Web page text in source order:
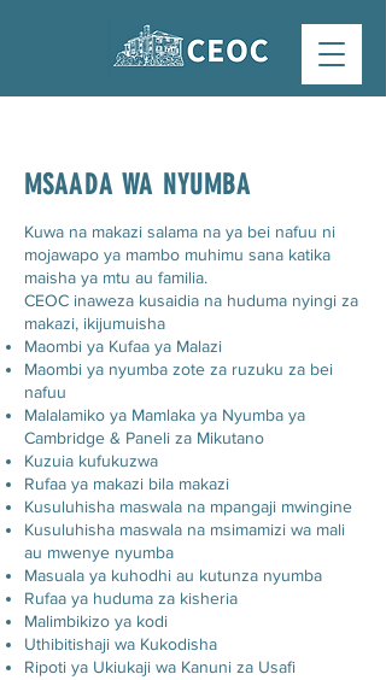
MSAADA WA NYUMBA
Kuwa na makazi salama na ya bei nafuu ni
mojawapo ya mambo muhimu sana katika
maisha ya mtu au familia.
CEOC inaweza kusaidia na huduma nyingi za
makazi, ikijumuisha
Maombi ya Kufaa ya Malazi
Maombi ya nyumba zote za ruzuku za bei
nafuu
Malalamiko ya Mamlaka ya Nyumba ya
Cambridge & Paneli za Mikutano
Kuzuia kufukuzwa
Rufaa ya makazi bila makazi
Kusuluhisha maswala na mpangaji mwingine
Kusuluhisha maswala na msimamizi wa mali
au mwenye nyumba
Masuala ya kuhodhi au kutunza nyumba
Rufaa ya huduma za kisheria
Malimbikizo ya kodi
Uthibitishaji wa Kukodisha
Ripoti ya Ukiukaji wa Kanuni za Usafi